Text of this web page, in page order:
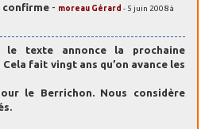
confirme - moreau Gérard - 5 juin 2008 à
le texte annonce la prochaine
fait vingt ans qu’on avance les
le Berrichon. Nous considère